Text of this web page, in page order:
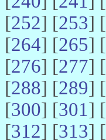
[252] [253] [
[264] [265] [
[276] [277] [
[288] [289] [
[300] [301] [
[312] [313] [